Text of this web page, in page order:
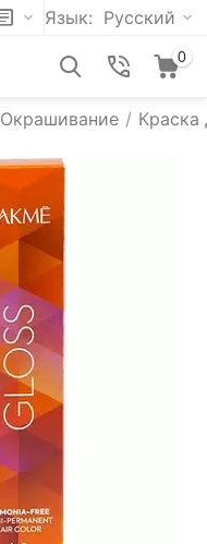
Язык: Русский
0
Окрашивание / Краска